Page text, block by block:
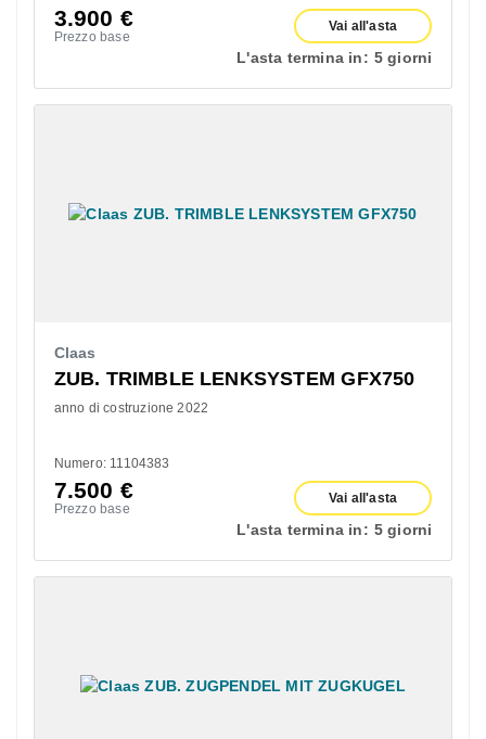
3.900 €
Prezzo base
Vai all'asta
L'asta termina in: 5 giorni
Claas
ZUB. TRIMBLE LENKSYSTEM GFX750
anno di costruzione 2022
Numero: 11104383
7.500 €
Prezzo base
Vai all'asta
L'asta termina in: 5 giorni